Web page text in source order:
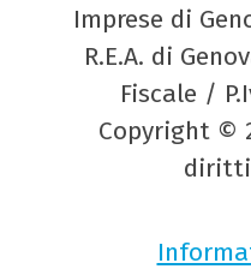
Imprese di
R.E.A. di
Fiscale /
Copyright ©